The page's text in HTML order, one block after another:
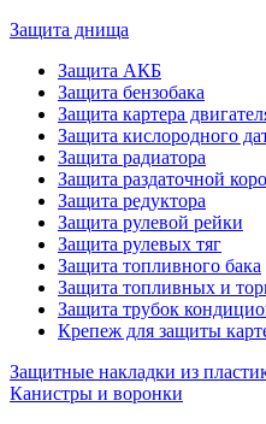
Защита днища
Защита АКБ
Защита бензобака
Защита картера
Защита кислородного
Защита радиатора
Защита раздаточной
Защита редуктора
Защита рулевой рейки
Защита рулевых тяг
Защита топливного бака
Защита топливных и
Защита трубок
Крепеж для защиты
Защитные накладки из
Канистры и воронки